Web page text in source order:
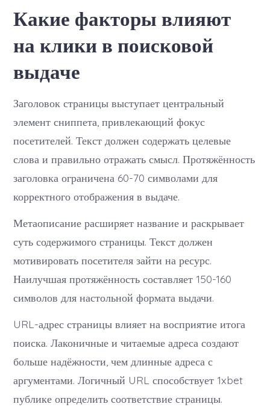
Какие факторы влияют
на клики в поисковой
выдаче
Заголовок страницы выступает центральный
элемент сниппета, привлекающий фокус
посетителей. Текст должен содержать целевые
слова и правильно отражать смысл. Протяжённость
заголовка ограничена 60-70 символами для
корректного отображения в выдаче.
Метаописание расширяет название и раскрывает
суть содержимого страницы. Текст должен
мотивировать посетителя зайти на ресурс.
Наилучшая протяжённость составляет 150-160
символов для настольной формата выдачи.
URL-адрес страницы влияет на восприятие итога
поиска. Лаконичные и читаемые адреса создают
больше надёжности, чем длинные адреса с
аргументами. Логичный URL способствует 1xbet
публике определить соответствие страницы.